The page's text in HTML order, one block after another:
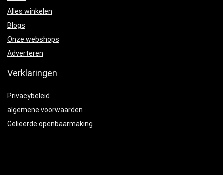
Alles winkelen
Blogs
Onze webshops
Adverteren
Verklaringen
Privacybeleid
algemene voorwaarden
Gelieerde openbaarmaking